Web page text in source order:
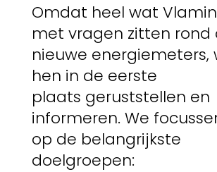
Omdat heel wat
met vragen zitten rond
nieuwe energiemeters,
hen in de eerste
plaats geruststellen en
informeren. We
op de belangrijkste
doelgroepen: